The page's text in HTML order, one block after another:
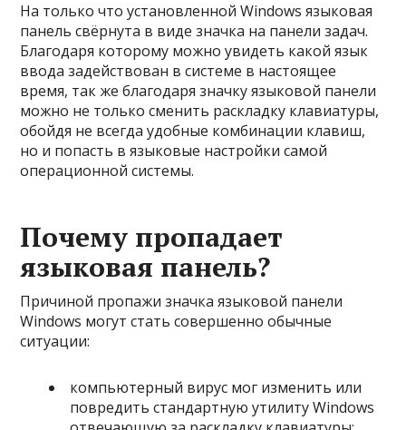
На только что установленной Windows языковая
панель свёрнута в виде значка на панели задач.
Благодаря которому можно увидеть какой язык
ввода задействован в системе в настоящее
время, так же благодаря значку языковой панели
можно не только сменить раскладку клавиатуры,
обойдя не всегда удобные комбинации клавиш,
но и попасть в языковые настройки самой
операционной системы.
Почему пропадает
языковая панель?
Причиной пропажи значка языковой панели
Windows могут стать совершенно обычные
ситуации:
компьютерный вирус мог изменить или
повредить стандартную утилиту Windows